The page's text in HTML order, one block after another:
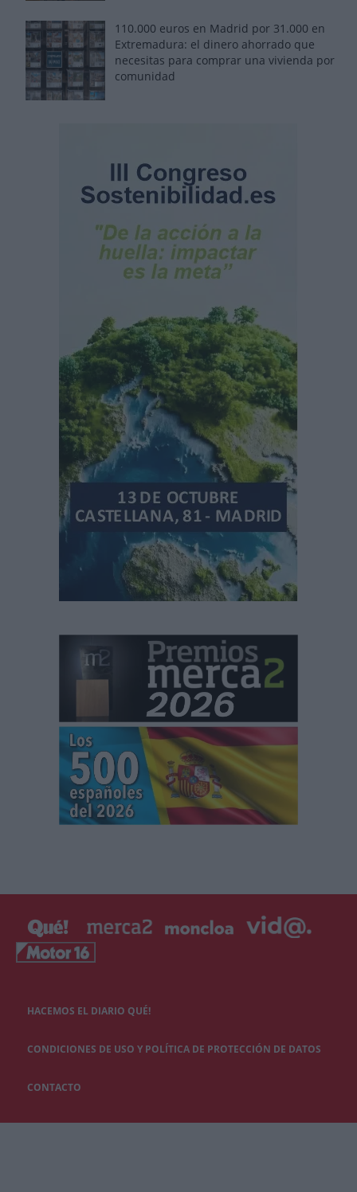
110.000 euros en Madrid por 31.000 en
Extremadura: el dinero ahorrado que
necesitas para comprar una vivienda por
comunidad
HACEMOS EL DIARIO QUÉ!
CONDICIONES DE USO Y POLÍTICA DE PROTECCIÓN DE DATOS
CONTACTO